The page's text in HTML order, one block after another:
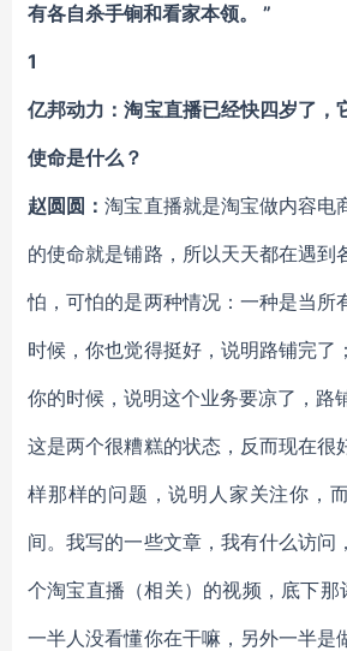
有各自杀手锏和看家本领。 ”
1
亿邦动力：淘宝直播已经快四岁了，
使命是什么？
赵圆圆：淘宝直播就是淘宝做内容电
的使命就是铺路，所以天天都在遇到
怕，可怕的是两种情况：一种是当所
时候，你也觉得挺好，说明路铺完了
你的时候，说明这个业务要凉了，路
这是两个很糟糕的状态，反而现在很
样那样的问题，说明人家关注你，
间。我写的一些文章，我有什么访问
个淘宝直播（相关）的视频，底下那
一半人没看懂你在干嘛，另外一半是